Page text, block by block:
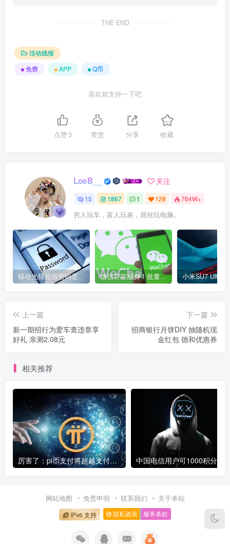
THE END
活动线报
免费
APP Q币
喜欢就支持一下吧
点赞3 赞赏 分享 收藏
LoeB__ 关注
15 1867 1 128 764W+
穷人玩车，富人玩表，屌丝玩电脑。
移动光猫超级密码是多少？移动光猫超级管理员后台账号与密码 微信官宣瘦身！批量清理原图新功能来了 安卓、iOS均可使用
上一篇
新一期招行为爱车查违章享
好礼 亲测2.08元
下一篇
招商银行月饼DIY 抽随机现
金红包 德和优惠券
相关推荐
厉害了：pi币支付将超越支付宝微信成为全球第一大支付平台
网站地图 免责申明 联系我们 关于本站
IPv6 支持 隐私政策 服务条款